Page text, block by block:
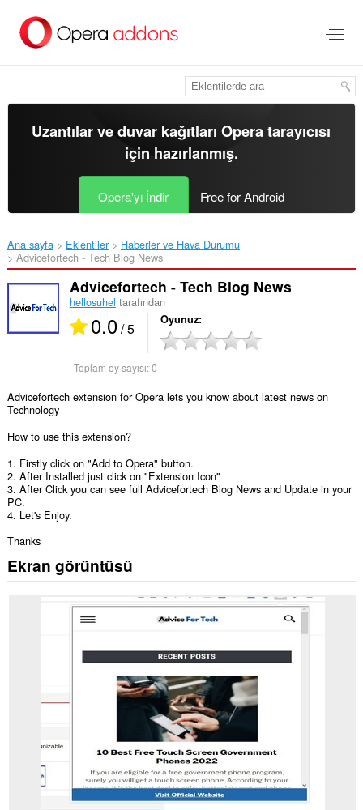
içeriğe
Uzantılar ve duvar kağıtlarıOpera tarayıcısı
için hazırlanmış.
Opera'yı İndir Free for Android
Ana sayfa Eklentiler
Haberler ve Hava Durumu
Advicefortech - Tech Blog News‎
Advicefortech - Tech Blog News
hellosuhel tarafından
0.0/ 5 Oyunuz
Toplam oy sayısı:0
Advicefortech extension for Opera lets you know about latest news on
Technology
How to use this extension?
1. Firstly click on "Add to Opera" button.
2. After Installed just click on "Extension Icon"
3. After Click you can see full Advicefortech Blog News and Update in your
PC.
4. Let's Enjoy.
Thanks
Ekran görüntüsü